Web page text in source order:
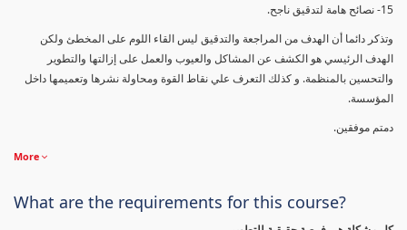
15- نصائح هامة لتدقيق ناجح.
وتذكر دائما أن الهدف من المراجعة والتدقيق ليس القاء اللوم على المخطئ ولكن
الهدف الرئيسي هو الكشف عن المشاكل والعيوب والعمل على إزالتها والتطوير
والتحسين بالمنظمة. و كذلك التعرف علي نقاط القوة ومحاولة نشرها وتعميمها داخل
المؤسسة.
دمتم موفقين.
More
What are the requirements for this course?